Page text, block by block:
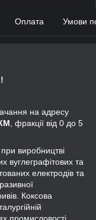
Оплата Умови
на адресу
, фракції від 0 до 5
виробництві
вуглеграфітових та
електродів та
Коксова
промисловості.